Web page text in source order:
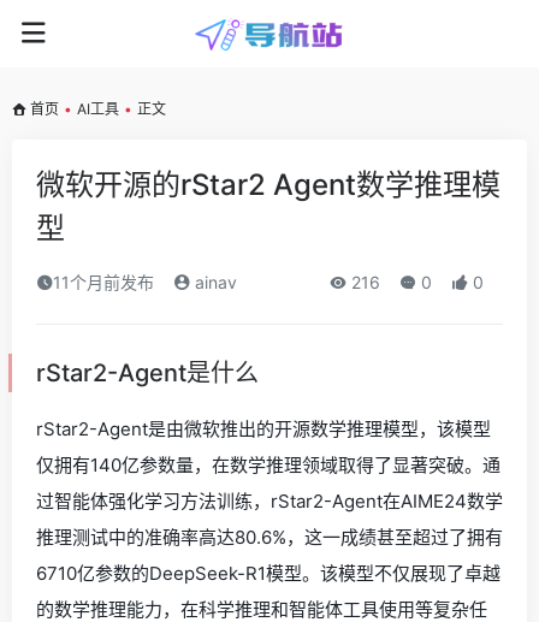
首页 • AI工具 • 正文
微软开源的rStar2 Agent数学推理模
型
11个月前发布 ainav 216 0 0
rStar2-Agent是什么
rStar2-Agent是由微软推出的开源数学推理模型，该模型
仅拥有140亿参数量，在数学推理领域取得了显著突破。通
过智能体强化学习方法训练，rStar2-Agent在AIME24数学
推理测试中的准确率高达80.6%，这一成绩甚至超过了拥有
6710亿参数的DeepSeek-R1模型。该模型不仅展现了卓越
的数学推理能力，在科学推理和智能体工具使用等复杂任